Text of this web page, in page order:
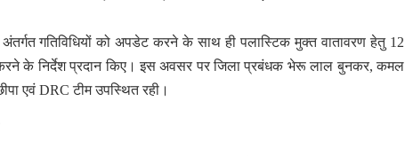
गतिविधियों को अपडेट करने के साथ ही पलास्टिक मुक्त वातावरण हेतु 12
के निर्देश प्रदान किए। इस अवसर पर जिला प्रबंधक भेरू लाल बुनकर, कमल
एवं DRC टीम उपस्थित रही।